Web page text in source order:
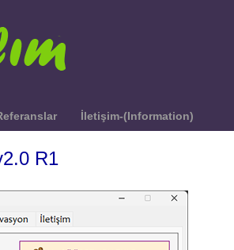
İletişim-(Information)
R1